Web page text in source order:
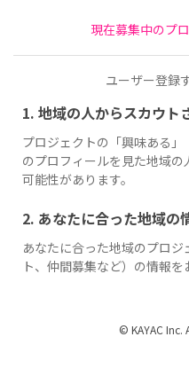
現在募集中のプ
ユーザー登録
1. 地域の人からスカウト
プロジェクトの「興味ある
のプロフィールを見た地域
可能性があります。
2. あなたに合った地域の
あなたに合った地域のプロ
ト、仲間募集など）の情報を
© KAYAC Inc.